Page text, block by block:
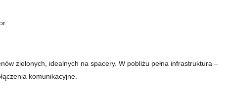
zielonych, idealnych na spacery. W pobliżu pełna infrastruktura –
komunikacyjne.